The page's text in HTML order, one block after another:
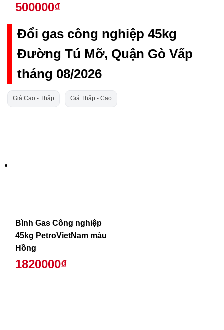
500000₫
Đổi gas công nghiệp 45kg
Đường Tú Mỡ, Quận Gò Vấp
tháng 08/2026
Giá Cao - Thấp Giá Thấp - Cao
Bình Gas Công nghiệp
45kg PetroVietNam màu
Hồng
1820000₫